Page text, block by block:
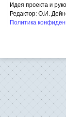
Идея проекта и
Редактор: О.И.
Политика